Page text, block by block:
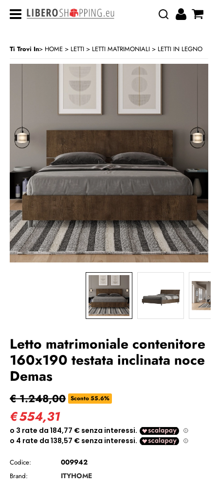
>
Ti Trovi In HOME LETTI LETTI MATRIMONIALI LETTI IN LEGNO
Letto matrimoniale contenitore
160x190 testata inclinata noce
Demas
€ 1.248,00 Sconto 55.6%
€554,31
Codice: 009942
Brand: ITYHOME